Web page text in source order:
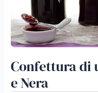
Confettura di
e Nera
Nera